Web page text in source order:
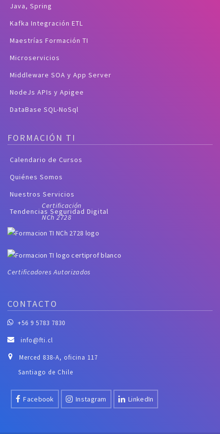
Java, Spring
Kafka Integración ETL
Maestrías Formación TI
Microservicios
Middleware SOA y App Server
NodeJs APIs y Apigee
DataBase SQL-NoSql
FORMACIÓN TI
Calendario de Cursos
Quiénes Somos
Nuestros Servicios
Tendencias Seguridad Digital
Certificación
NCh 2728
Certificadores Autorizados
CONTACTO
+56 9 5783 7830
info@fti.cl
Merced 838-A, oficina 117
Santiago de Chile
Facebook Instagram LinkedIn